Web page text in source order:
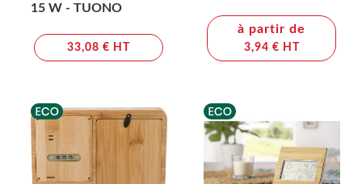
15 W - TUONO
33,08 € HT
à partir de
3,94 € HT